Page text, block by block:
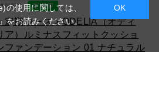
定期コース＞ODELIA（オディ
ア）ルミナスフィットクッショ
ファンデーション 01 ナチュラル
使用に関しては、
をお読みください。
OK